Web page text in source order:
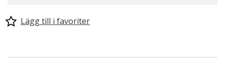
Lägg till i favoriter